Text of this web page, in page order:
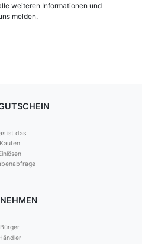
weiteren Informationen und
melden.
ist das
Kaufen
Bürger